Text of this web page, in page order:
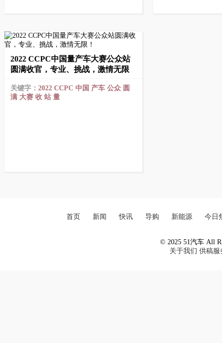
2022 CCPC中国量产车大赛公众站
圆满收官，专业、挑战，激情无限
关键字： 2022 CCPC 中国 产车 公众 圆
满 大赛 收 站 量
首页 新闻 快讯 导购 新能源 今日
© 2025 51汽车 All
关于我们 供稿服